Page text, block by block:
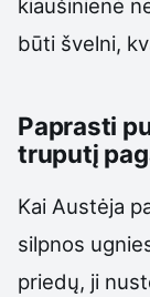
kiaušinienė
būti švelni,
Paprasti
truputį
Kai Austėja
silpnos
priedų, ji